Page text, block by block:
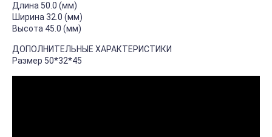
Длина 50.0 (мм)
Ширина 32.0 (мм)
Высота 45.0 (мм)
ДОПОЛНИТЕЛЬНЫЕ ХАРАКТЕРИСТИКИ
Размер 50*32*45